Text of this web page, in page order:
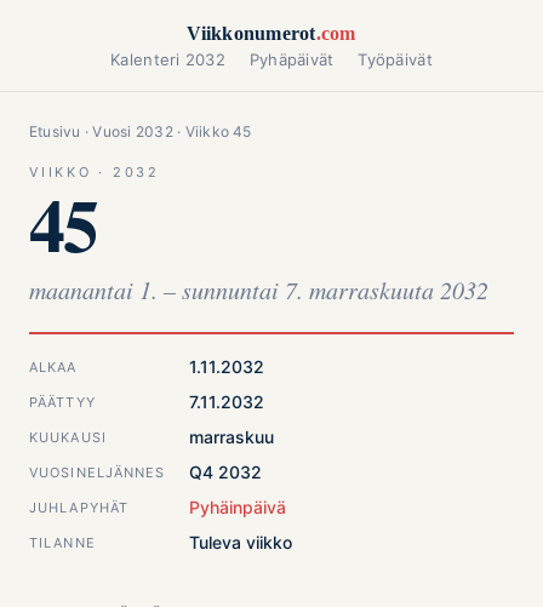
Viikkonumerot.com
Kalenteri 2032 Pyhäpäivät Työpäivät
Etusivu ·Vuosi 2032· Viikko 45
VIIKKO · 2032
45
maanantai 1. – sunnuntai 7. marraskuuta 2032
ALKAA 1.11.2032
PÄÄTTYY 7.11.2032
KUUKAUSI marraskuu
VUOSINELJÄNNES Q4 2032
JUHLAPYHÄT Pyhäinpäivä
TILANNE Tuleva viikko